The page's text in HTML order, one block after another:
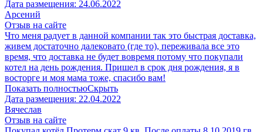
Дата размещения: 24.06.2022
Арсений
Отзыв на сайте
Что меня радует в данной компании так это быстрая доставка,
живем достаточно далековато (где то), переживала все это
время, что доставка не будет вовремя потому что покупали
котел на день рождения. Пришел в срок дня рождения, я в
восторге и моя мама тоже, спасибо вам!
Показать полностьюСкрыть
Дата размещения: 22.04.2022
Вячеслав
Отзыв на сайте